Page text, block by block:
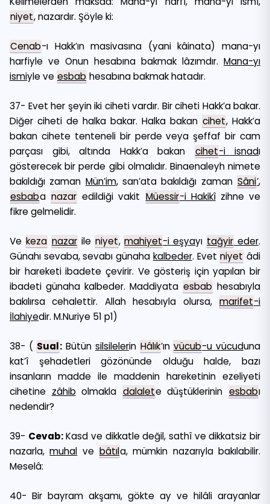
niyet, nazardır. Şöyle ki:
Cenab-ı Hakk’ın masivasına (yani kâinata) mana-yı
harfiyle ve Onun hesabına bakmak lâzımdır. Mana-yı
ismiyle ve esbab hesabına bakmak hatadır.
37- Evet her şeyin iki ciheti vardır. Bir ciheti Hakk’a bakar.
Diğer ciheti de halka bakar. Halka bakan cihet, Hakk’a
bakan cihete tenteneli bir perde veya şeffaf bir cam
parçası gibi, altında Hakk’a bakan cihet-i isnadı
gösterecek bir perde gibi olmalıdır. Binaenaleyh nimete
bakıldığı zaman Mün’im, san’ata bakıldığı zaman Sâni’,
esbaba nazar edildiği vakit Müessir-i Hakikîzihne ve
fikre gelmelidir.
Ve keza nazar ile niyet, mahiyet-i eşyayı tağyir eder.
Günahı sevaba, sevabı günaha kalbeder. Evet niyet âdi
bir hareketi ibadete çevirir. Ve gösteriş için yapılan bir
ibadeti günaha kalbeder. Maddiyata esbab hesabıyla
bakılırsa cehalettir. Allah hesabıyla olursa, marifet-i
İlahiyedir. M.Nuriye 51 p1)
38- ( Sual: Bütün silsilelerin Hâlık’ın vücub-u vücuduna
kat’î şehadetleri gözönünde olduğu halde, bazı
insanların madde ile maddenin hareketinin ezeliyeti
cihetine zâhib olmakla dalalete düştüklerinin esbabı
nedendir?
39- Cevab:Kasd ve dikkatle değil, sathî ve dikkatsiz bir
nazarla,muhal ve bâtıla, mümkin nazarıyla bakılabilir.
Meselâ:
40- Bir bayram akşamı, gökte ay ve hilâli arayanlar